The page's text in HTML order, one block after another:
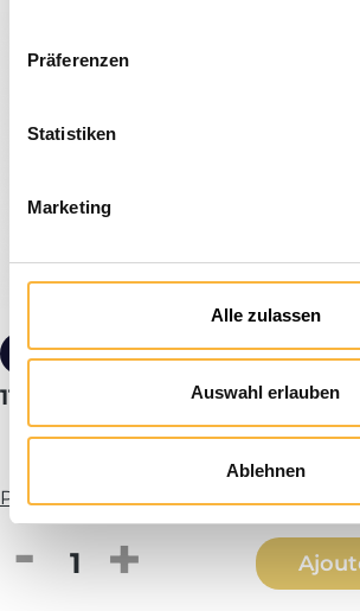
Präferenzen
Statistiken
Marketing
Alle zulassen
Auswahl erlauben
Ablehnen
9,40 €*
11er standard size loot flight
Plus d’infos
Quantité de produit :